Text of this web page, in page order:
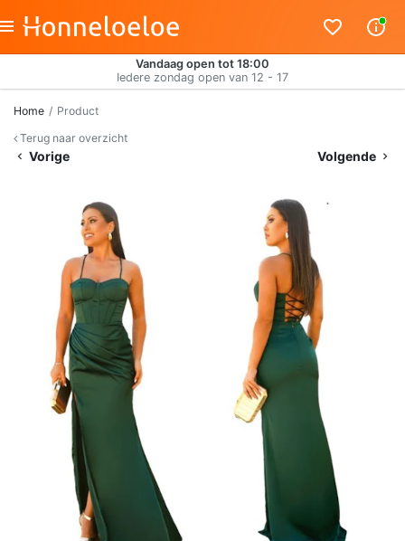
Vandaag open tot 18:00
Iedere zondag open van 12 - 17
Home
Product
Terug naar overzicht
Vorige Volgende